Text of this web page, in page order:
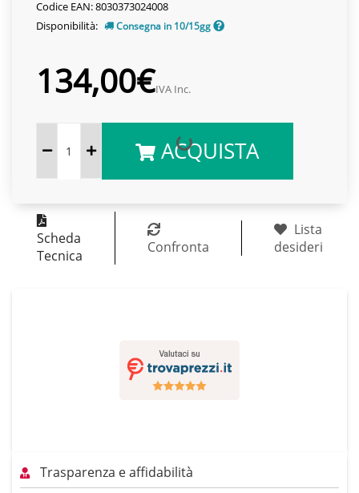
Codice EAN: 8030373024008
Disponibilità:
Consegna in 10/15gg
134,00€IVA Inc.
ACQUISTA
Scheda
Tecnica
Confronta
Lista
desideri
Trasparenza e affidabilità